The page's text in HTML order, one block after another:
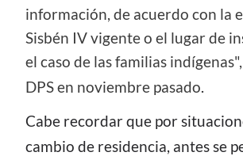
información, de acuerdo con la
Sisbén IV vigente o el lugar de
el caso de las familias
DPS en noviembre pasado.
Cabe recordar que por
cambio de residencia, antes se